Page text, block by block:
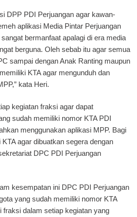
DPP PDI Perjuangan agar kawan-
aplikasi Media Pintar Perjuangan
bermanfaat apalagi di era media
berguna. Oleh sebab itu agar semua
sampai dengan Anak Ranting maupun
KTA agar mengunduh dan
kata Heri.
kegiatan fraksi agar dapat
sudah memiliki nomor KTA PDI
menggunakan aplikasi MPP. Bagi
agar dibuatkan segera dengan
DPC PDI Perjuangan
kesempatan ini DPC PDI Perjuangan
yang sudah memiliki nomor KTA
fraksi dalam setiap kegiatan yang